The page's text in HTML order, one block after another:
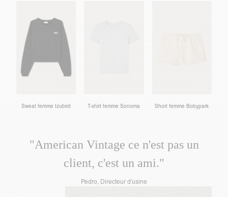
Sweat femme Izubird T-shirt femme Sonoma Short femme Bobypark
"American Vintage ce n'est pas un
client, c'est un ami."
Pedro, Directeur d'usine